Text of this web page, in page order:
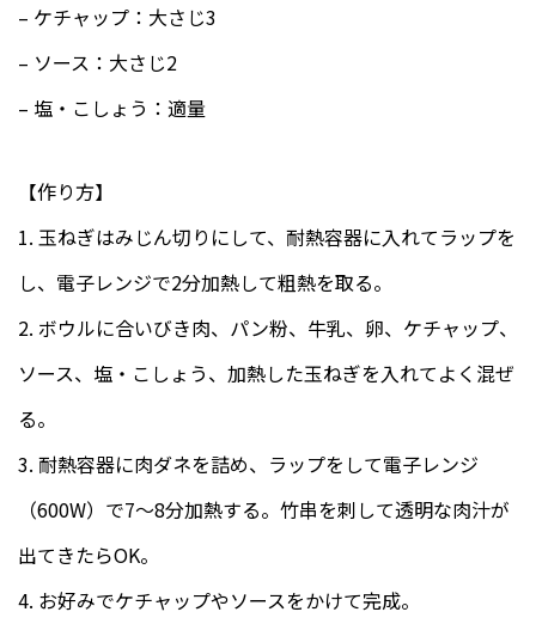
– ケチャップ：大さじ3
– ソース：大さじ2
– 塩・こしょう：適量
【作り方】
1. 玉ねぎはみじん切りにして、耐熱容器に入れてラップを
し、電子レンジで2分加熱して粗熱を取る。
2. ボウルに合いびき肉、パン粉、牛乳、卵、ケチャップ、
ソース、塩・こしょう、加熱した玉ねぎを入れてよく混ぜ
る。
3. 耐熱容器に肉ダネを詰め、ラップをして電子レンジ
（600W）で7～8分加熱する。竹串を刺して透明な肉汁が
出てきたらOK。
4. お好みでケチャップやソースをかけて完成。